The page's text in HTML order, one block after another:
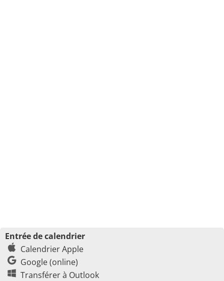
Entrée de calendrier
Calendrier Apple
Google (online)
Transférer à Outlook